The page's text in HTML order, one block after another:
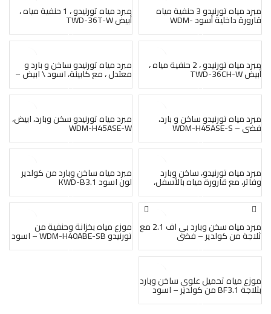
مبرد مياه تورنيدو 3 حنفية مياه
قارورة داخلية أسود WDM-
H40ADE-BK
مبرد مياه تورنيدو ، 1 حنفية مياه ،
أبيض TWD-36T-W
مبرد مياه تورنيدو ، 2 حنفية مياه ،
أبيض TWD-36CH-W
مبرد مياه تورنيدو ساخن و بارد و
معتدل ، مع كابينة، اسود \ ابيض –
WDM-H40ABE-WB
مبرد مياه تورنيدو ساخن و بارد،
فضي – WDM-H45ASE-S
مبرد مياه تورنيدو سخن وبارد، ابيض،
WDM-H45ASE-W
مبرد مياه تورنيدو، ساخن وبارد
وفاتر، مع قارورة مياه بالأسفل،
فضي- WDM-H40ADE-S
مبرد مياه ساخن وبارد من كولدير
لون اسود KWD-B3.1
مبرد مياه سخن وبارد بي اف 2.1 مع
ثلاجة من كولدير – فضي
موزع مياه بخزانة وحنفية من
تورنيدو WDM-H40ABE-SB – اسود
وفضي
موزع مياه تحميل علوي ساخن وبارد
بثلاجة BF3.1 من كولدير – اسود